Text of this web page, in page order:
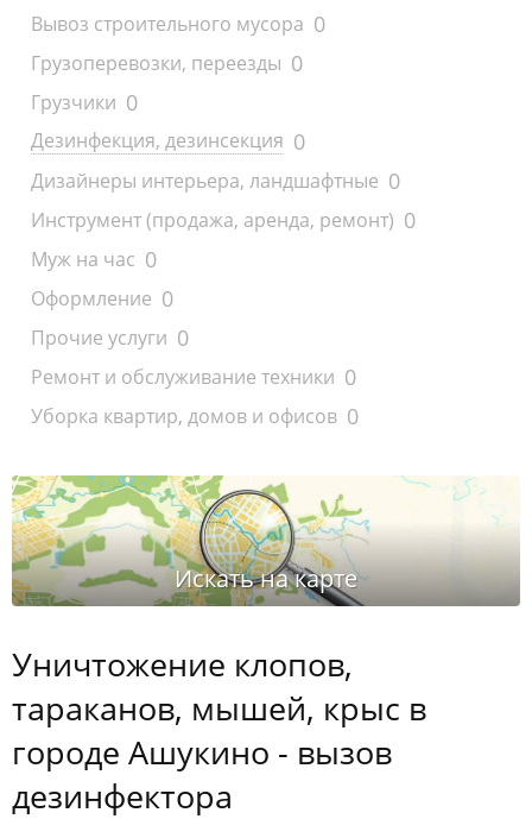
Вывоз строительного мусора 0
Грузоперевозки, переезды 0
Грузчики 0
Дезинфекция, дезинсекция 0
Дизайнеры интерьера, ландшафтные 0
Инструмент (продажа, аренда, ремонт) 0
Муж на час 0
Оформление 0
Прочие услуги 0
Ремонт и обслуживание техники 0
Уборка квартир, домов и офисов 0
Уничтожение клопов,
тараканов, мышей, крыс в
городе Ашукино - вызов
дезинфектора